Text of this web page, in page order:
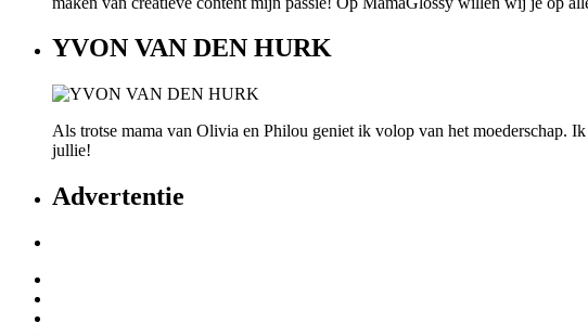
YVON VAN DEN HURK
Als trotse mama van Olivia en Philou geniet ik volop van het moederschap.
jullie!
Advertentie